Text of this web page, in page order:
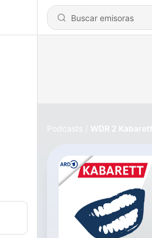
Podcasts WDR 2 Kabarett